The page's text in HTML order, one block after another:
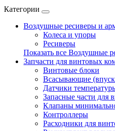
Категории
Воздушные ресиверы и
Колеса и упоры
Ресиверы
Показать все Воздушные
Запчасти для винтовых
Винтовые блоки
Всасывающие
Датчики
Запасные части для
Клапаны
Контроллеры
Расходники для